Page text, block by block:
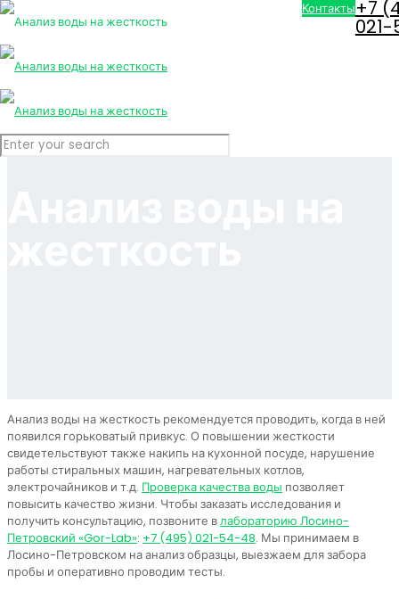
Контакты+7
Анализ воды на жесткость рекомендуется проводить, когда в ней
появился горьковатый привкус. О повышении жесткости
свидетельствуют также накипь на кухонной посуде, нарушение
работы стиральных машин, нагревательных котлов,
электрочайников и т.д. Проверка качества воды позволяет
повысить качество жизни. Чтобы заказать исследования и
получить консультацию, позвоните влабораторию Лосино-
Петровский «Gor-Lab»: +7 (495) 021-54-48. Мы принимаем в
Лосино-Петровском на анализ образцы, выезжаем для забора
пробы и оперативно проводим тесты.